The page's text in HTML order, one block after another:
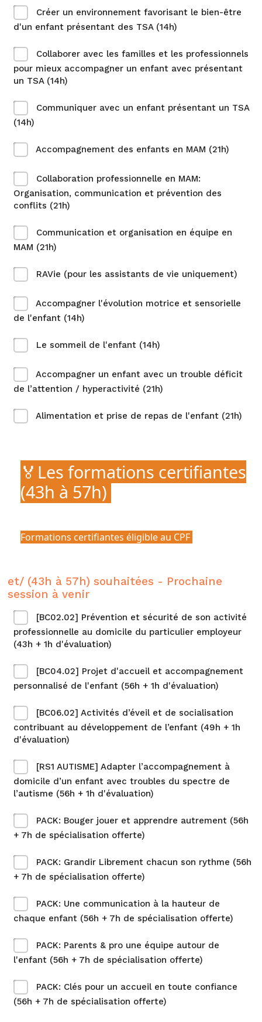
Créer un environnement favorisant le bien-être
d'un enfant présentant des TSA (14h)
Collaborer avec les familles et les professionnels
pour mieux accompagner un enfant avec présentant
un TSA (14h)
Communiquer avec un enfant présentant un TSA
(14h)
Accompagnement des enfants en MAM (21h)
Collaboration professionnelle en MAM:
Organisation, communication et prévention des
conflits (21h)
Communication et organisation en équipe en
MAM (21h)
RAVie (pour les assistants de vie uniquement)
Accompagner l'évolution motrice et sensorielle
de l'enfant (14h)
Le sommeil de l'enfant (14h)
Accompagner un enfant avec un trouble déficit
de l’attention / hyperactivité (21h)
Alimentation et prise de repas de l'enfant (21h)
🏅Les formations certifiantes
(43h à 57h)
Formations certifiantes éligible au CPF
et/ (43h à 57h) souhaitées - Prochaine
session à venir
[BC02.02] Prévention et sécurité de son activité
professionnelle au domicile du particulier employeur
(43h + 1h d'évaluation)
[BC04.02] Projet d'accueil et accompagnement
personnalisé de l'enfant (56h + 1h d'évaluation)
[BC06.02] Activités d’éveil et de socialisation
contribuant au développement de l’enfant (49h + 1h
d'évaluation)
[RS1 AUTISME] Adapter l’accompagnement à
domicile d’un enfant avec troubles du spectre de
l’autisme (56h + 1h d'évaluation)
PACK: Bouger jouer et apprendre autrement (56h
+ 7h de spécialisation offerte)
PACK: Grandir Librement chacun son rythme (56h
+ 7h de spécialisation offerte)
PACK: Une communication à la hauteur de
chaque enfant (56h + 7h de spécialisation offerte)
PACK: Parents & pro une équipe autour de
l'enfant (56h + 7h de spécialisation offerte)
PACK: Clés pour un accueil en toute confiance
(56h + 7h de spécialisation offerte)